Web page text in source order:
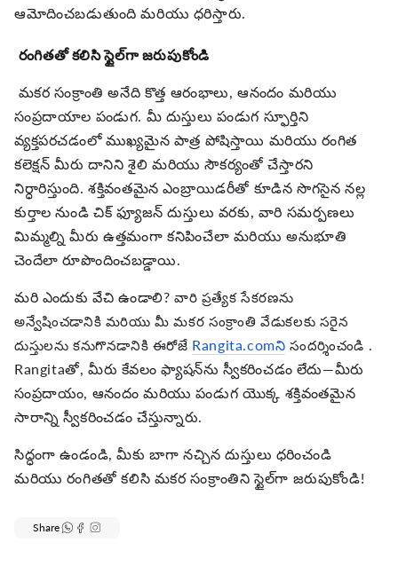
ఆమోదించబడుతుంది మరియు ధరిస్తారు.
రంగితతో కలిసి స్టైల్‌గా జరుపుకోండి
మకర సంక్రాంతి అనేది కొత్త ఆరంభాలు, ఆనందం మరియు
సంప్రదాయాల పండుగ. మీ దుస్తులు పండుగ స్ఫూర్తిని
వ్యక్తపరచడంలో ముఖ్యమైన పాత్ర పోషిస్తాయి మరియు రంగిత
కలెక్షన్ మీరు దానిని శైలి మరియు సౌకర్యంతో చేస్తారని
నిర్ధారిస్తుంది. శక్తివంతమైన ఎంబ్రాయిడరీతో కూడిన సొగసైన నల్ల
కుర్తాల నుండి చిక్ ఫ్యూజన్ దుస్తులు వరకు, వారి సమర్పణలు
మిమ్మల్ని మీరు ఉత్తమంగా కనిపించేలా మరియు అనుభూతి
చెందేలా రూపొందించబడ్డాయి.
మరి ఎందుకు వేచి ఉండాలి? వారి ప్రత్యేక సేకరణను
అన్వేషించడానికి మరియు మీ మకర సంక్రాంతి వేడుకలకు సరైన
దుస్తులను కనుగొనడానికి ఈరోజే Rangita.comని సందర్శించండి
Rangitaతో, మీరు కేవలం ఫ్యాషన్‌ను స్వీకరించడం లేదు—మీరు
సంప్రదాయం, ఆనందం మరియు పండుగ యొక్క శక్తివంతమైన
సారాన్ని స్వీకరించడం చేస్తున్నారు.
సిద్ధంగా ఉండండి, మీకు బాగా నచ్చిన దుస్తులు ధరించండి
మరియు రంగితతో కలిసి మకర సంక్రాంతిని స్టైల్‌గా జరుపుకోండి!
Share